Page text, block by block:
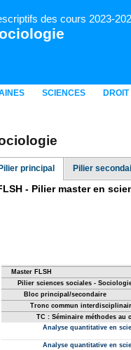
des cours 2023-
SCIENCES DROIT
Pilier principal Pilier